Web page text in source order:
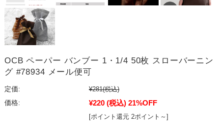
OCB ペーパー バンブー 1・1/4 50枚 スローバーニン
グ #78934 メール便可
定価: ¥281(税込)
価格:
¥220 (税込) 21%OFF
[ポイント還元 2ポイント～]